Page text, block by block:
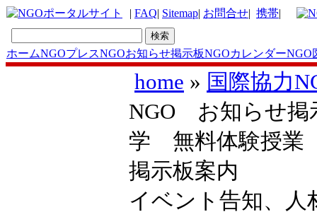
| FAQ| Sitemap| お問合せ| 携帯|
ホームNGOプレスNGOお知らせ掲示板NGOカレンダーNGO
home » 国際協力
NGO お知らせ掲
学 無料体験授業
掲示板案内
イベント告知、人